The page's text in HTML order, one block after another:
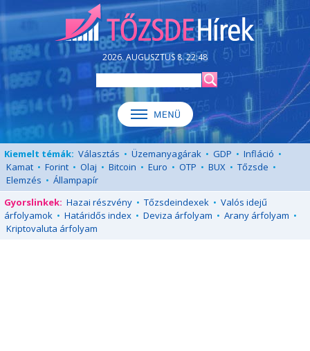
2026. AUGUSZTUS 8. 22:48
Kiemelt témák: Választás • Üzemanyagárak • GDP • Infláció •
Kamat • Forint • Olaj • Bitcoin • Euro • OTP • BUX • Tőzsde •
Elemzés • Állampapír
Gyorslinkek: Hazai részvény • Tőzsdeindexek • Valós idejű
árfolyamok • Határidős index • Deviza árfolyam • Arany árfolyam •
Kriptovaluta árfolyam